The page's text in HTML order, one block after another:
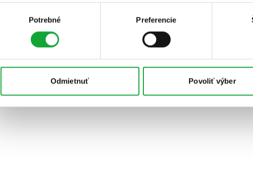
Potrebné Preferencie
Odmietnuť Povoliť výber